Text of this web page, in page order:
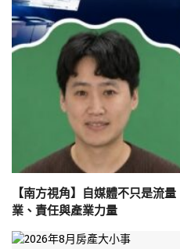
【南方視角】自媒體不只是流
業、責任與產業力量